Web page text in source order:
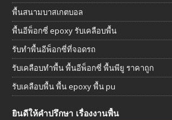
พื้นสนามบาสเกตบอล
พื้นอีพ็อกซี่ epoxy รับเคลือบพื้น
รับทำพื้นอีพ็อกซี่ที่จอดรถ
รับเคลือบทำพื้น พื้นอีพ็อกซี่ พื้นพียู ราคาถูก
รับเคลือบพื้น พื้น epoxy พื้น pu
ยินดีให้คำปรึกษา เรื่องงานพื้น